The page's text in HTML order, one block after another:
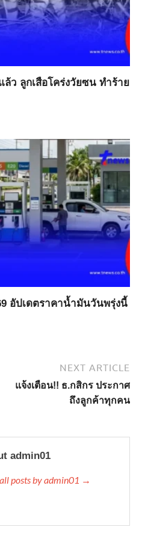
ว ลูกเสือโคร่งวัยซน ทำร้าย
อัปเดตราคาน้ำมันวันพรุ่งนี้
NEXT ARTICLE
แจ้งเตือน!! ธ.กสิกร ประกาศ
ถึงลูกค้าทุกคน
admin01
posts by admin01 →